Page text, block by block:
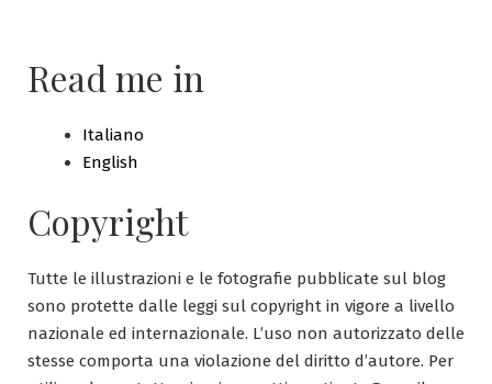
Read me in
Italiano
English
Copyright
Tutte le illustrazioni e le fotografie pubblicate sul blog
sono protette dalle leggi sul copyright in vigore a livello
nazionale ed internazionale. L’uso non autorizzato delle
stesse comporta una violazione del diritto d’autore. Per